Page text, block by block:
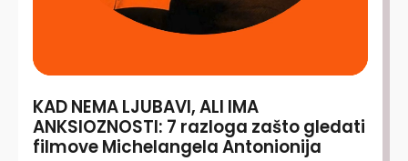
KAD NEMA LJUBAVI, ALI IMA
ANKSIOZNOSTI: 7 razloga zašto gledati
filmove Michelangela Antonionija